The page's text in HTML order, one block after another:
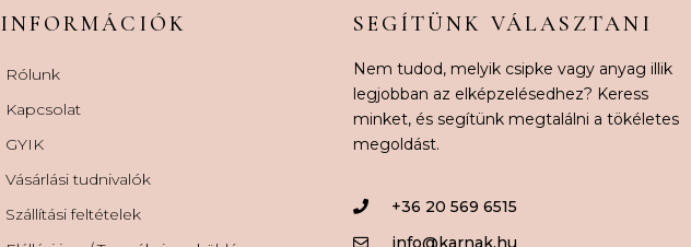
INFORMÁCIÓK
Rólunk
Kapcsolat
GYIK
Vásárlási tudnivalók
Szállítási feltételek
SEGÍTÜNK VÁLASZTANI
Nem tudod, melyik csipke vagy anyag illik
legjobban az elképzelésedhez? Keress
minket, és segítünk megtalálni a tökéletes
megoldást.
+36 20 569 6515
info@karnak.hu